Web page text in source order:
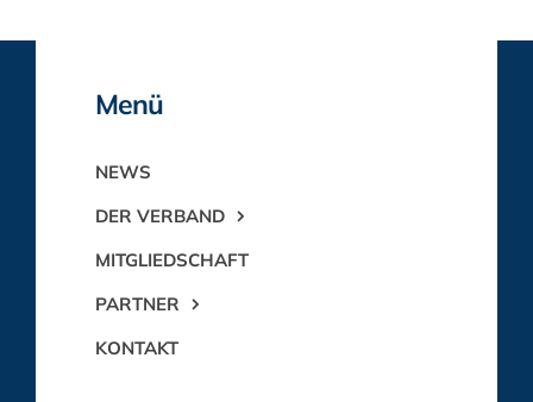
Menü
NEWS
DER VERBAND
MITGLIEDSCHAFT
PARTNER
KONTAKT